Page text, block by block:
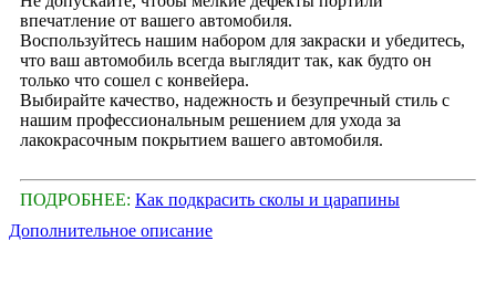
впечатление от вашего автомобиля.
Воспользуйтесь нашим набором для закраски и убедитесь,
что ваш автомобиль всегда выглядит так, как будто он
только что сошел с конвейера.
Выбирайте качество, надежность и безупречный стиль с
нашим профессиональным решением для ухода за
лакокрасочным покрытием вашего автомобиля.
ПОДРОБНЕЕ: Как подкрасить сколы и царапины
Дополнительное описание